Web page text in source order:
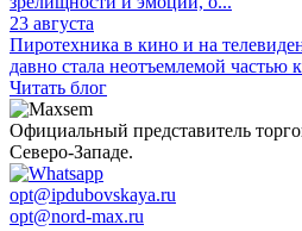
23 августа
Пиротехника в кино и на
давно стала неотъемлемой частью
Читать блог
Официальный представитель
Северо-Западе.
opt@ipdubovskaya.ru
opt@nord-max.ru